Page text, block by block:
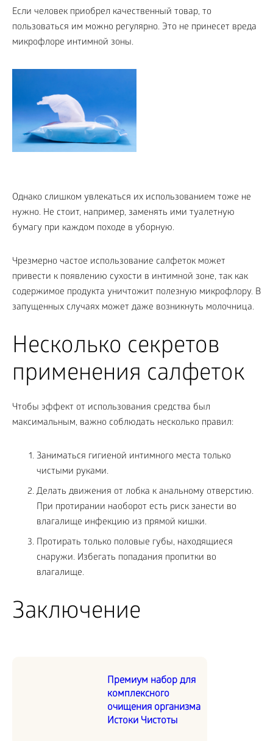
Если человек приобрел качественный товар, то
пользоваться им можно регулярно. Это не принесет вреда
микрофлоре интимной зоны.
Однако слишком увлекаться их использованием тоже не
нужно. Не стоит, например, заменять ими туалетную
бумагу при каждом походе в уборную.
Чрезмерно частое использование салфеток может
привести к появлению сухости в интимной зоне, так как
содержимое продукта уничтожит полезную микрофлору. В
запущенных случаях может даже возникнуть молочница.
Несколько секретов
применения салфеток
Чтобы эффект от использования средства был
максимальным, важно соблюдать несколько правил:
Заниматься гигиеной интимного места только
чистыми руками.
Делать движения от лобка к анальному отверстию.
При протирании наоборот есть риск занести во
влагалище инфекцию из прямой кишки.
Протирать только половые губы, находящиеся
снаружи. Избегать попадания пропитки во
влагалище.
Заключение
Премиум набор для
комплексного
очищения организма
Истоки Чистоты